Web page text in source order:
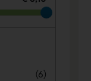
(6)